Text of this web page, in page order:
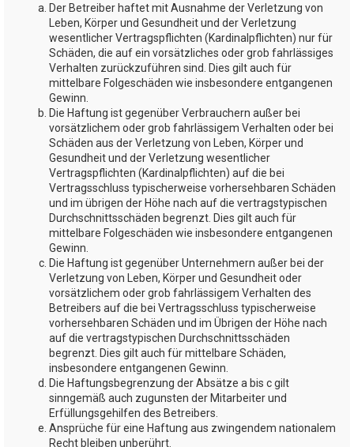
Der Betreiber haftet mit Ausnahme der Verletzung von
Leben, Körper und Gesundheit und der Verletzung
wesentlicher Vertragspflichten (Kardinalpflichten) nur für
Schäden, die auf ein vorsätzliches oder grob fahrlässiges
Verhalten zurückzuführen sind. Dies gilt auch für
mittelbare Folgeschäden wie insbesondere entgangenen
Gewinn.
Die Haftung ist gegenüber Verbrauchern außer bei
vorsätzlichem oder grob fahrlässigem Verhalten oder bei
Schäden aus der Verletzung von Leben, Körper und
Gesundheit und der Verletzung wesentlicher
Vertragspflichten (Kardinalpflichten) auf die bei
Vertragsschluss typischerweise vorhersehbaren Schäden
und im übrigen der Höhe nach auf die vertragstypischen
Durchschnittsschäden begrenzt. Dies gilt auch für
mittelbare Folgeschäden wie insbesondere entgangenen
Gewinn.
Die Haftung ist gegenüber Unternehmern außer bei der
Verletzung von Leben, Körper und Gesundheit oder
vorsätzlichem oder grob fahrlässigem Verhalten des
Betreibers auf die bei Vertragsschluss typischerweise
vorhersehbaren Schäden und im Übrigen der Höhe nach
auf die vertragstypischen Durchschnittsschäden
begrenzt. Dies gilt auch für mittelbare Schäden,
insbesondere entgangenen Gewinn.
Die Haftungsbegrenzung der Absätze a bis c gilt
sinngemäß auch zugunsten der Mitarbeiter und
Erfüllungsgehilfen des Betreibers.
Ansprüche für eine Haftung aus zwingendem nationalem
Recht bleiben unberührt.